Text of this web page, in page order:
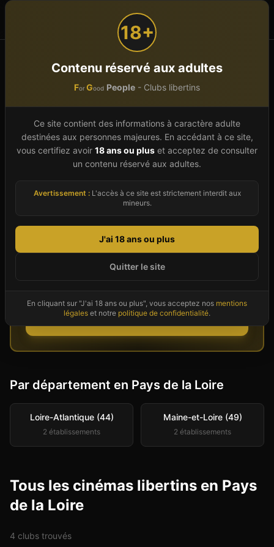
18+
Contenu réservé aux adultes
ForGood People - Clubs libertins
Ce site contient des informations à caractère adulte
destinées aux personnes majeures. En accédant à ce site,
vous certifiez avoir 18 ans ou plus et acceptez de consulter
un contenu réservé aux adultes.
Avertissement :L'accès à ce site est strictement interdit aux
mineurs.
J'ai 18 ans ou plus
Quitter le site
En cliquant sur "J'ai 18 ans ou plus", vous acceptez nos mentions
légales et notre politique de confidentialité.
Accueil Cinémas libertins Pays de la Loire
Cinéma libertinenPays de
la Loire
Découvrez4 cinéma libertin s enPays de la Loire
Parcourez par département ou explorez tous les
Des libertins près de
Loirevous attendent
Voir les profils
Par département en Pays de la Loire
Loire-Atlantique (44)
2 établissements
Maine-et-Loire (49)
2 établissements
Tous les cinémas libertins en Pays
de la Loire
4 clubs trouvés